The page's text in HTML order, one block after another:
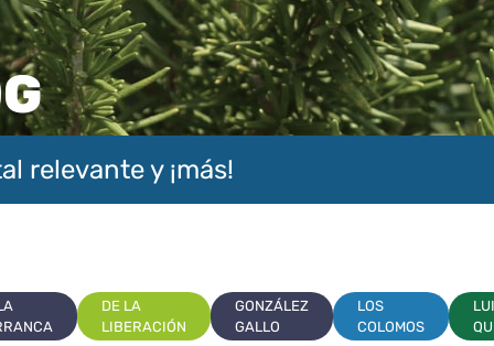
relevante y ¡más!
DE LA
LIBERACIÓN
GONZÁLEZ
GALLO
LOS
COLOMOS